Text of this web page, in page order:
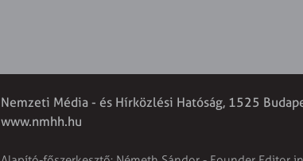
Nemzeti Média - és Hírközlési Hatóság, 1525
www.nmhh.hu